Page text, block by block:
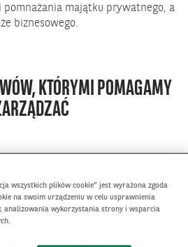
majątku prywatnego, a
biznesowego.
KTÓRYMI POMAGAMY
finansowe
wszystkich plików cookie” jest wyrażona zgoda
na swoim urządzeniu w celu usprawnienia
analizowania wykorzystania strony i wsparcia